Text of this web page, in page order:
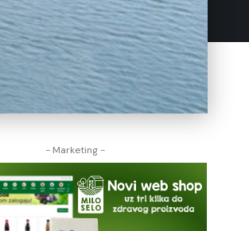
- Marketing -